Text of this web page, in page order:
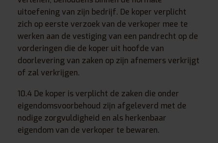
uitoefening van zijn bedrijf. De koper verplicht
zich op eerste verzoek van de verkoper mee te
werken aan de vestiging van een pandrecht op de
vorderingen die de koper uit hoofde van
doorlevering van zaken op zijn afnemers verkrijgt
of zal verkrijgen.
10.4 De koper is verplicht de zaken die onder
eigendomsvoorbehoud zijn afgeleverd met de
nodige zorgvuldigheid en als herkenbaar
eigendom van de verkoper te bewaren.